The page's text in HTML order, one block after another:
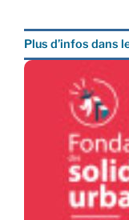
Plus d’infos dans